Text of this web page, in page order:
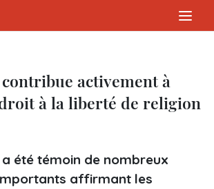
activement à
à la liberté de religion
a été témoin de nombreux
affirmant les